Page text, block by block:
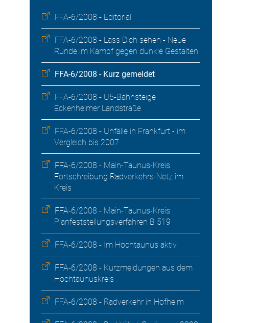
FFA-6/2008 - Editorial
FFA-6/2008 - Lass Dich sehen - Neue
Runde im Kampf gegen dunkle Gestalten
FFA-6/2008 - Kurz gemeldet
FFA-6/2008 - U5-Bahnsteige
Eckenheimer Landstraße
FFA-6/2008 - Unfälle in Frankfurt - im
Vergleich bis 2007
FFA-6/2008 - Main-Taunus-Kreis:
Fortschreibung Radverkehrs-Netz im
Kreis
FFA-6/2008 - Main-Taunus-Kreis:
Planfeststellungsverfahren B 519
FFA-6/2008 - Im Hochtaunus aktiv
FFA-6/2008 - Kurzmeldungen aus dem
Hochtaunuskreis
FFA-6/2008 - Radverkehr in Hofheim